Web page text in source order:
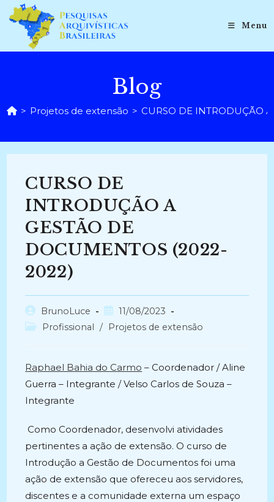
para
conteúdo
Menu
Blog
> Projetos de extensão > CURSO DE INTRODUÇÃO
CURSO DE
INTRODUÇÃO A
GESTÃO DE
DOCUMENTOS (2022-
2022)
Autor
do
BrunoLuce
Post
publicado:
11/08/2023
Categoria
Profissional / Projetos de extensão
Raphael Bahia do Carmo – Coordenador / Aline
Guerra – Integrante / Velso Carlos de Souza –
Integrante
Como Coordenador, desenvolvi atividades
pertinentes a ação de extensão. O curso de
Introdução a Gestão de Documentos foi uma
ação de extensão que ofereceu aos servidores,
discentes e a comunidade externa um espaço